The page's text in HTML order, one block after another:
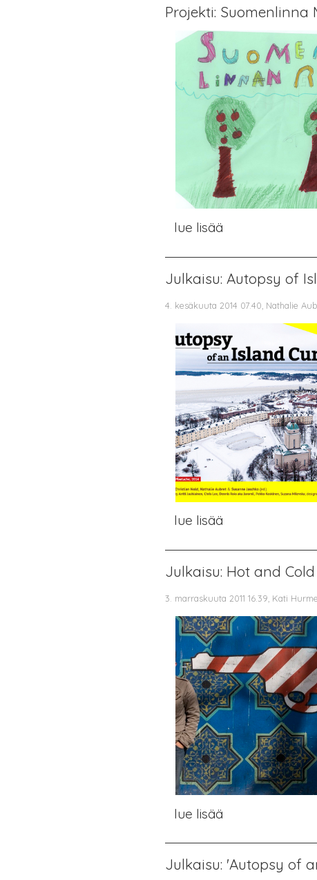
Projekti: Suomenlinna
lue lisää
Julkaisu: Autopsy of
4. kesäkuuta 2014 07.40, Nathalie
lue lisää
Julkaisu: Hot and
3. marraskuuta 2011 16.39, Kati Hurme
lue lisää
Julkaisu: 'Autopsy of